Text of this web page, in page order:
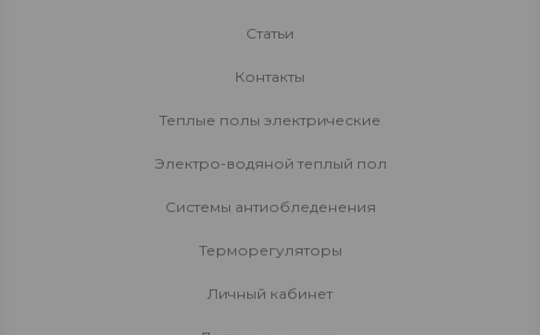
Статьи
Контакты
Теплые полы электрические
Электро-водяной теплый пол
Системы антиобледенения
Терморегуляторы
Личный кабинет